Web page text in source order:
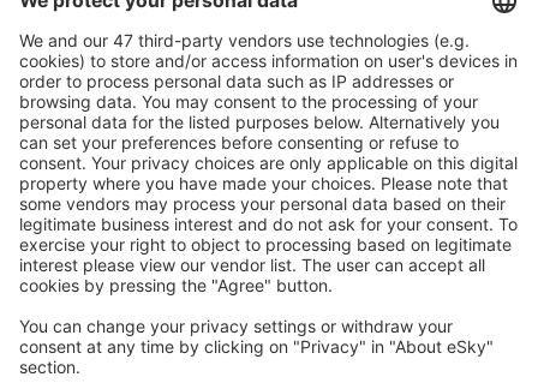
Rezervare fără griji cu opțiune gratuită de anulare.
Economiseşte mai mult
Prețuri atractive și oferte speciale pentru utilizatorii
conectați.
Cazarea preferată
Alege din peste 1,3 mil. de opţiuni: hoteluri, cabane,
apartamente și altele.
Cele mai căutate hoteluri de către utilizatorii eSky